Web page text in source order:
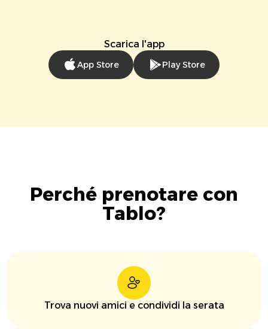
Scarica l'app
App Store Play Store
Perché prenotare con
Tablo?
Trova nuovi amici e condividi la serata